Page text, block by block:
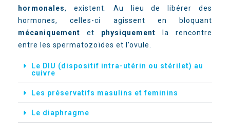
hormonales, existent. Au lieu de libérer des
hormones, celles-ci agissent en bloquant
mécaniquement et physiquement la rencontre
entre les spermatozoïdes et l’ovule.
Le DIU (dispositif intra-utérin ou stérilet) au
cuivre
Les préservatifs masulins et feminins
Le diaphragme